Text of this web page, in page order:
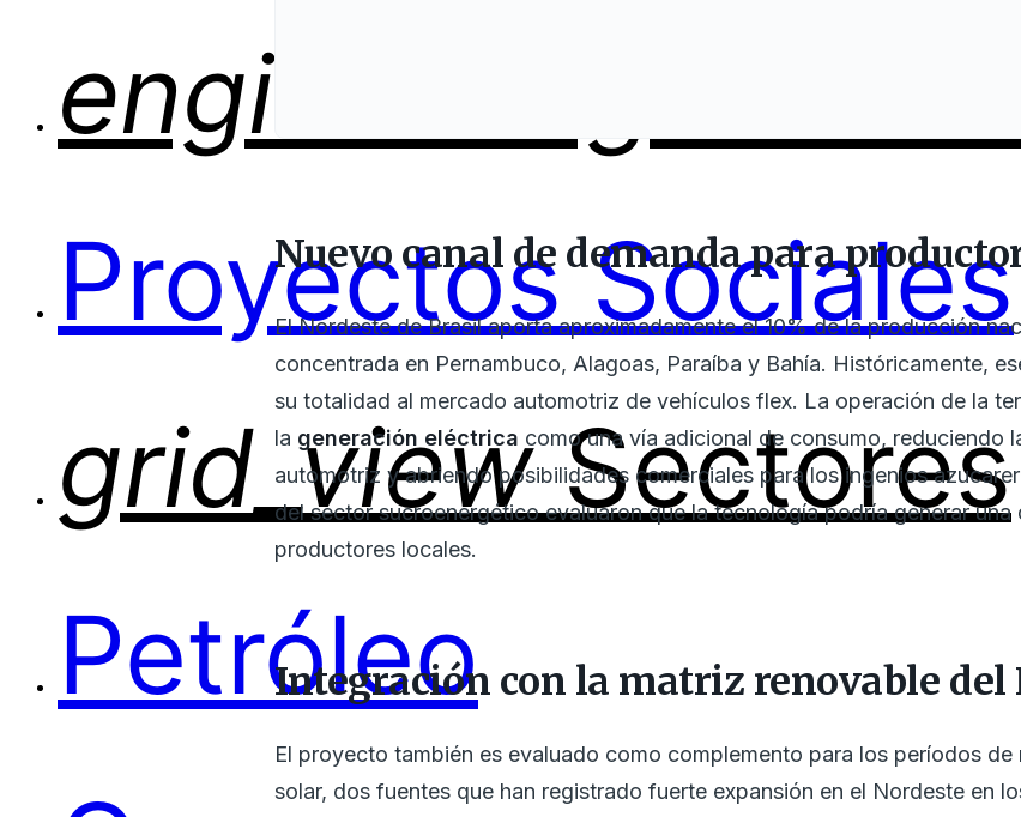
engineering
Proyectos Sociales
grid_view Sectores
Petróleo
Nuevo canal de demanda para
El Nordeste de Brasil aporta aproximadamente el 10% de la producción
concentrada en Pernambuco, Alagoas, Paraíba y Bahía. Históricamente,
su totalidad al mercado automotriz de vehículos flex. La operación de la
la generación eléctrica como una vía adicional de consumo, reduciendo
automotriz y abriendo posibilidades comerciales para los ingenios
del sector sucroenergético evaluaron que la tecnología podría generar una
productores locales.
Integración con la matriz renovable del
El proyecto también es evaluado como complemento para los períodos
solar, dos fuentes que han registrado fuerte expansión en el Nordeste en